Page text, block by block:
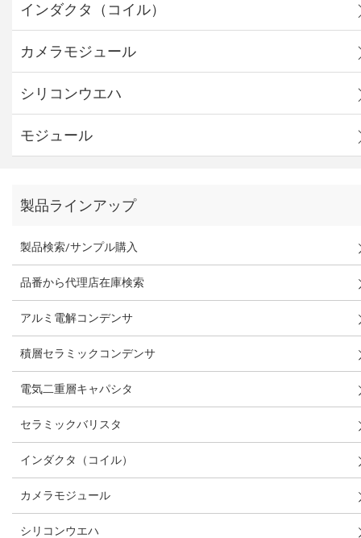
インダクタ（コイル）
カメラモジュール
シリコンウエハ
モジュール
製品ラインアップ
製品検索/サンプル購入
品番から代理店在庫検索
アルミ電解コンデンサ
積層セラミックコンデンサ
電気二重層キャパシタ
セラミックバリスタ
インダクタ（コイル）
カメラモジュール
シリコンウエハ